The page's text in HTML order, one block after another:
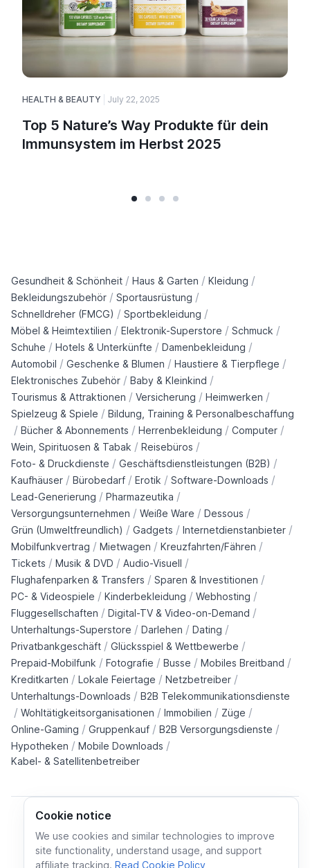
Cookie notice
We use cookies and similar technologies to improve
site functionality, understand usage, and support
affiliate tracking. Read Cookie Policy
HEALTH & BEAUTY July 22, 2025
Top 5 Nature’s Way Produkte für dein
Immunsystem im Herbst 2025
Gesundheit & Schönheit / Haus & Garten / Kleidung /
Bekleidungszubehör / Sportausrüstung /
Schnelldreher (FMCG) / Sportbekleidung /
Möbel & Heimtextilien / Elektronik-Superstore / Schmuck /
Schuhe / Hotels & Unterkünfte / Damenbekleidung /
Automobil / Geschenke & Blumen / Haustiere & Tierpflege /
Elektronisches Zubehör / Baby & Kleinkind /
Tourismus & Attraktionen / Versicherung / Heimwerken /
Spielzeug & Spiele / Bildung, Training & Personalbeschaffung
/ Bücher & Abonnements / Herrenbekleidung / Computer /
Wein, Spirituosen & Tabak / Reisebüros /
Foto- & Druckdienste / Geschäftsdienstleistungen (B2B) /
Kaufhäuser / Bürobedarf / Erotik / Software-Downloads /
Lead-Generierung / Pharmazeutika /
Versorgungsunternehmen / Weiße Ware / Dessous /
Grün (Umweltfreundlich) / Gadgets / Internetdienstanbieter /
Mobilfunkvertrag / Mietwagen / Kreuzfahrten/Fähren /
Tickets / Musik & DVD / Audio-Visuell /
Flughafenparken & Transfers / Sparen & Investitionen /
PC- & Videospiele / Kinderbekleidung / Webhosting /
Fluggesellschaften / Digital-TV & Video-on-Demand /
Unterhaltungs-Superstore / Darlehen / Dating /
Privatbankgeschäft / Glücksspiel & Wettbewerbe /
Prepaid-Mobilfunk / Fotografie / Busse / Mobiles Breitband /
Kreditkarten / Lokale Feiertage / Netzbetreiber /
Unterhaltungs-Downloads / B2B Telekommunikationsdienste
/ Wohltätigkeitsorganisationen / Immobilien / Züge /
Online-Gaming / Gruppenkauf / B2B Versorgungsdienste /
Hypotheken / Mobile Downloads /
Kabel- & Satellitenbetreiber
Cookie policy Cookies preferences
Privacy policy